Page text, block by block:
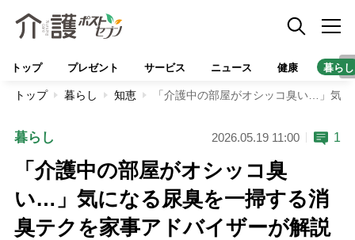
トップ プレゼント サービス ニュース 健康 暮らし
トップ 暮らし 知恵 「介護中の部屋がオシッコ臭い…」気
暮らし 2026.05.19 11:00 1
「介護中の部屋がオシッコ臭
い…」気になる尿臭を一掃する消
臭テクを家事アドバイザーが解説